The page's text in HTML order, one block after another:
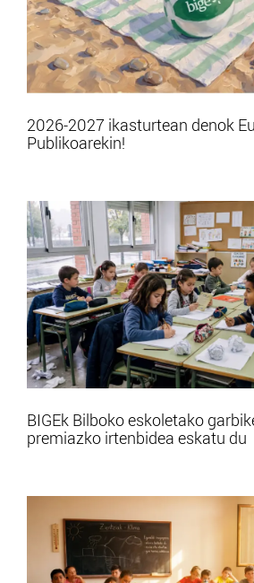
2026-2027 ikasturtean denok
Publikoarekin!
BIGEk Bilboko eskoletako
premiazko irtenbidea eskatu du